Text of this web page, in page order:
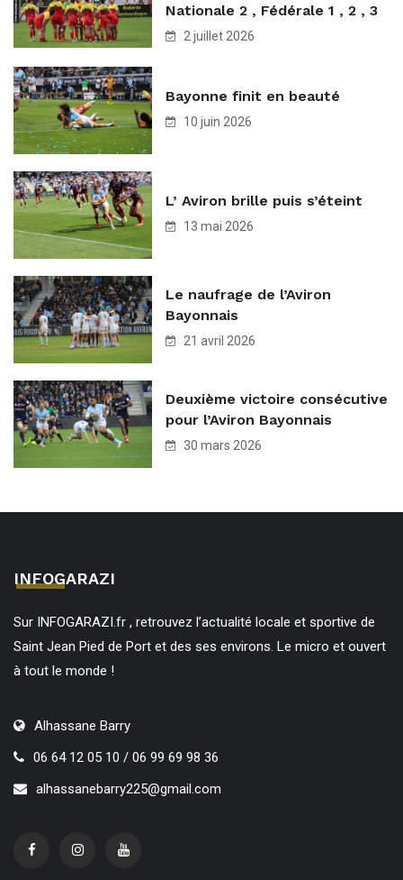
Nationale 2 , Fédérale 1 , 2 , 3
2 juillet 2026
Bayonne finit en beauté
10 juin 2026
L’ Aviron brille puis s’éteint
13 mai 2026
Le naufrage de l’Aviron
Bayonnais
21 avril 2026
Deuxième victoire consécutive
pour l’Aviron Bayonnais
30 mars 2026
INFOGARAZI
Sur INFOGARAZI.fr , retrouvez l’actualité locale et sportive de
Saint Jean Pied de Port et des ses environs. Le micro et ouvert
à tout le monde !
Alhassane Barry
06 64 12 05 10 / 06 99 69 98 36
alhassanebarry225@gmail.com